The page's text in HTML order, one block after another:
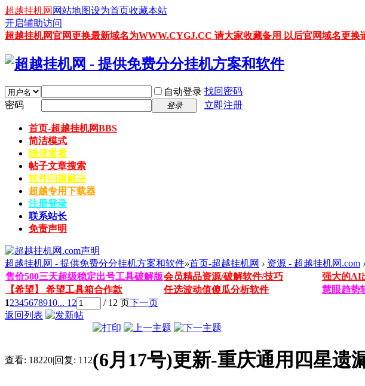
超越挂机网 网站地图设为首页收藏本站
开启辅助访问
超越挂机网官网更换最新域名为WWW.CYGJ.CC 请大家收藏备用 以后官网域名更
自动登录 找回密码
密码
登录 立即注册
首页-超越挂机网BBS
简洁模式
随便看看
帖子文章搜索
软件问题解决
超越专用下载器
注册登录
联系站长
免责声明
超越挂机网 - 提供免费分分挂机方案和软件»首页-超越挂机网 › 资源 - 超越挂机网.com ›
售价500三天超级稳定出号工具破解版会员精品资源/破解软件/技巧 强大的AI
【希望】 希望工具箱合作款
任选波动值傻瓜分析软件 慧眼趋势
12345678910... 12 / 12 页下一页
返回列表
查看: 18220|回复: 112(6月17号)更新-重庆通用四星遗